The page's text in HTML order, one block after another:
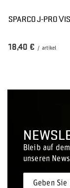
SPARCO J-PRO
18,40 € / artikel
Bleib auf
unseren
Geben